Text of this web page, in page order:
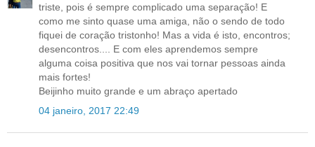
triste, pois é sempre complicado uma separação! E
como me sinto quase uma amiga, não o sendo de todo
fiquei de coração tristonho! Mas a vida é isto, encontros;
desencontros.... E com eles aprendemos sempre
alguma coisa positiva que nos vai tornar pessoas ainda
mais fortes!
Beijinho muito grande e um abraço apertado
04 janeiro, 2017 22:49